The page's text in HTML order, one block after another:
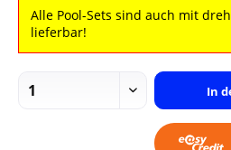
Alle Pool-Sets sind auch mit
lieferbar!
In